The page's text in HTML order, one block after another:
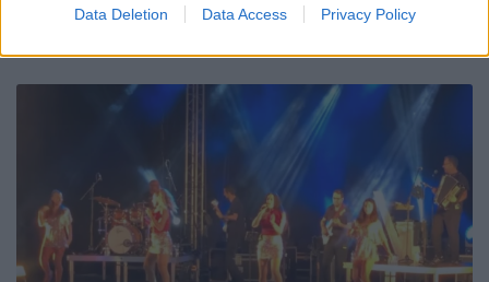
Data Deletion Data Access Privacy Policy
8/08/2026